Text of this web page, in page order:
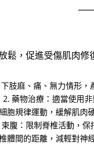
鬆，促進受傷肌肉
肢麻、痛、無力情形
藥物治療：適當使用
胞規律運動，緩解肌肉
腹：限制脊椎活動，
體間的距離，減輕對